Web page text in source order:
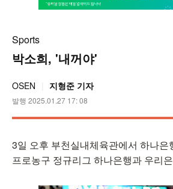
Sports
박소희, '내꺼야'
OSEN 지형준 기자
발행 2025.01.27 17: 08
3일 오후 부천실내체육관에서 하나
프로농구 정규리그 하나은행과 우리